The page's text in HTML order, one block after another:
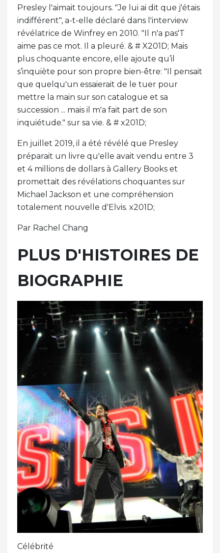
Presley l'aimait toujours. "Je lui ai dit que j'étais
indifférent", a-t-elle déclaré dans l'interview
révélatrice de Winfrey en 2010. "Il n'a pas'T
aime pas ce mot. Il a pleuré. & # X201D; Mais
plus choquante encore, elle ajoute qu’il
s’inquiète pour son propre bien-être: "Il pensait
que quelqu'un essaierait de le tuer pour
mettre la main sur son catalogue et sa
succession ... mais il m'a fait part de son
inquiétude." sur sa vie. & # x201D;
En juillet 2019, il a été révélé que Presley
préparait un livre qu'elle avait vendu entre 3
et 4 millions de dollars à Gallery Books et
promettait des révélations choquantes sur
Michael Jackson et une compréhension
totalement nouvelle d'Elvis. x201D;
Par Rachel Chang
PLUS D'HISTOIRES DE
BIOGRAPHIE
Célébrité